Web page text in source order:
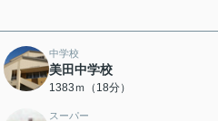
中学校
美田中学校
1383ｍ（18分）
スーパー